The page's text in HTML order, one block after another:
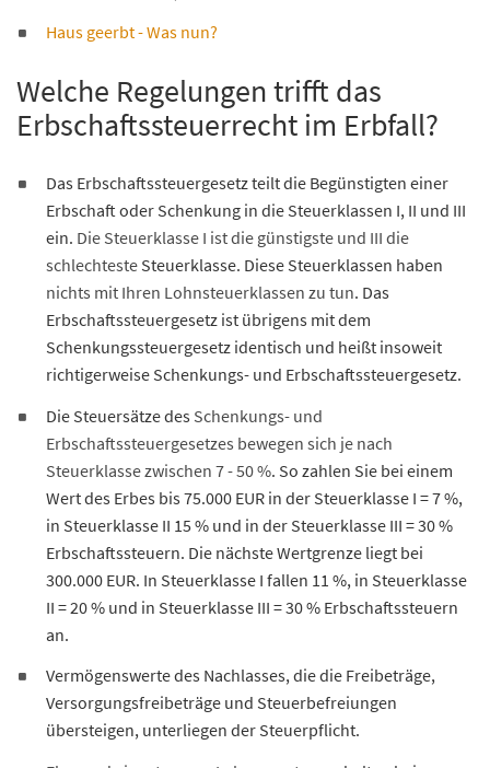
Haus geerbt - Was nun?
Welche Regelungen trifft das
Erbschaftssteuerrecht im Erbfall?
Das Erbschaftssteuergesetz teilt die Begünstigten einer
Erbschaft oder Schenkung in die Steuerklassen I, II und III
ein. Die Steuerklasse I ist die günstigste und III die
schlechteste Steuerklasse. Diese Steuerklassen haben
nichts mit Ihren Lohnsteuerklassen zu tun. Das
Erbschaftssteuergesetz ist übrigens mit dem
Schenkungssteuergesetz identisch und heißt insoweit
richtigerweise Schenkungs- und Erbschaftssteuergesetz.
Die Steuersätze des Schenkungs- und
Erbschaftssteuergesetzes bewegen sich je nach
Steuerklasse zwischen 7 - 50 %. So zahlen Sie bei einem
Wert des Erbes bis 75.000 EUR in der Steuerklasse I = 7 %,
in Steuerklasse II 15 % und in der Steuerklasse III = 30 %
Erbschaftssteuern. Die nächste Wertgrenze liegt bei
300.000 EUR. In Steuerklasse I fallen 11 %, in Steuerklasse
II = 20 % und in Steuerklasse III = 30 % Erbschaftssteuern
an.
Vermögenswerte des Nachlasses, die die Freibeträge,
Versorgungsfreibeträge und Steuerbefreiungen
übersteigen, unterliegen der Steuerpflicht.